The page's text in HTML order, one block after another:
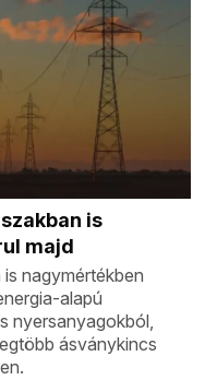
is
majd
nagymértékben
alapú
nyersanyagokból,
ásványkincs